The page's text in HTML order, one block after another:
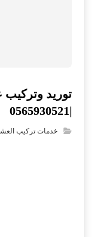
توريد
|0565930521
خدمات تركيب